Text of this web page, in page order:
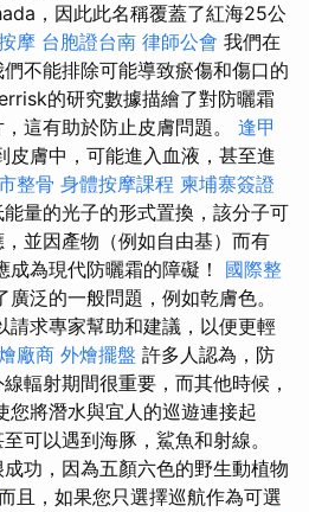
，因此此名稱覆蓋了紅海25公
摩 台胞證台南 律師公會 我們在
不能排除可能導致瘀傷和傷口的
的研究數據描繪了對防曬霜
這有助於防止皮膚問題。 逢甲
皮膚中，可能進入血液，甚至進
整骨 身體按摩課程 柬埔寨簽證
量的光子的形式置換，該分子可
並因產物（例如自由基）而有
為現代防曬霜的障礙！ 國際整
泛的一般問題，例如乾膚色。
請求專家幫助和建議，以便更輕
廠商 外燴擺盤 許多人認為，防
輻射期間很重要，而其他時候，
您將潛水與宜人的巡遊連接起
可以遇到海豚，鯊魚和射線。
功，因為五顏六色的野生動植物
且，如果您只選擇巡航作為可選